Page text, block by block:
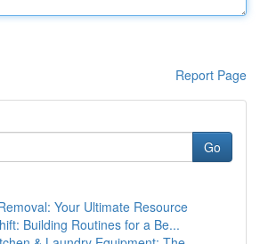
Report Page
Go
Your Ultimate Resource
Building Routines for a Be...